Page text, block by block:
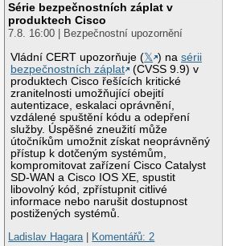
Série bezpečnostních záplat v
produktech Cisco
7.8. 16:00 | Bezpečnostní upozornění
Vládní CERT upozorňuje (𝕏 ) nasérii
bezpečnostních záplat
(CVSS 9.9) v
produktech Cisco řešících kritické
zranitelnosti umožňující obejití
autentizace, eskalaci oprávnění,
vzdálené spuštění kódu a odepření
služby. Úspěšné zneužití může
útočníkům umožnit získat neoprávněný
přístup k dotčeným systémům,
kompromitovat zařízení Cisco Catalyst
SD-WAN a Cisco IOS XE, spustit
libovolný kód, zpřístupnit citlivé
informace nebo narušit dostupnost
postižených systémů.
Ladislav Hagara| Komentářů: 2